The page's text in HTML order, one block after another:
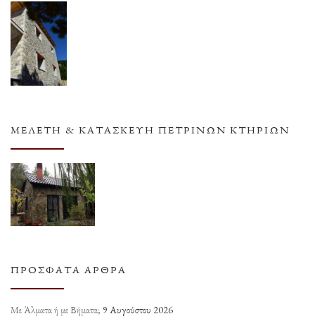
ΜΕΛΈΤΗ & ΚΑΤΑΣΚΕΥΉ ΠΈΤΡΙΝΩΝ ΚΤΗΡΊΩΝ
ΠΡΌΣΦΑΤΑ ΆΡΘΡΑ
Με Άλματα ή με Βήματα; 9 Αυγούστου 2026